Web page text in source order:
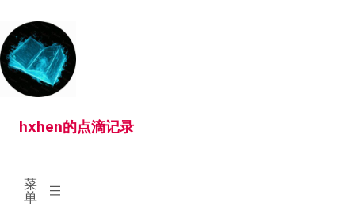
转
到
内
hxhen的点滴记录
菜
单
已
展